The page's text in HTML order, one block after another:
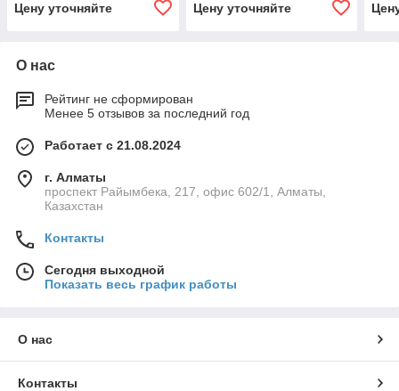
Цену уточняйте
Цену уточняйте
О нас
Рейтинг не сформирован
Менее 5 отзывов за последний год
Работает с 21.08.2024
г. Алматы
проспект Райымбека, 217, офис 602/1, Алматы,
Казахстан
Контакты
Сегодня выходной
Показать весь график работы
О нас
Контакты